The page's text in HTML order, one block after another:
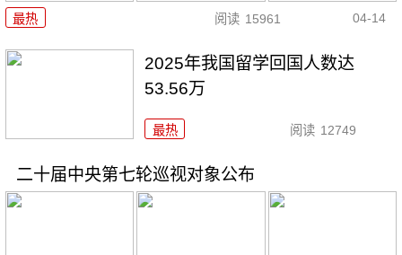
最热 阅读 15961 04-14
2025年我国留学回国人数达
53.56万
最热 阅读 12749
二十届中央第七轮巡视对象公布